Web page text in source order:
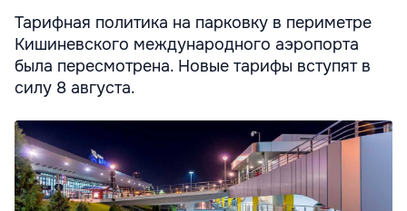
Тарифная политика на парковку в периметре
Кишиневского международного аэропорта
была пересмотрена. Новые тарифы вступят в
силу 8 августа.